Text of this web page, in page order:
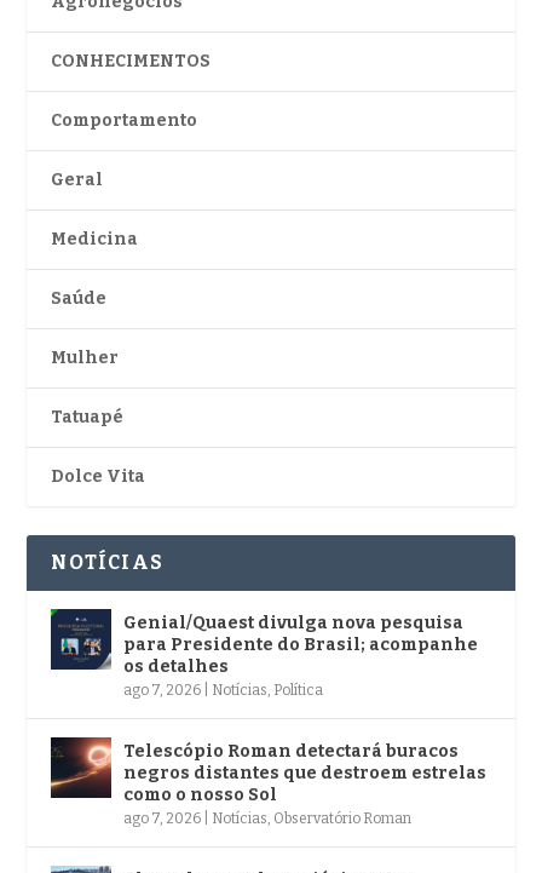
CONHECIMENTOS
Comportamento
Geral
Medicina
Saúde
Mulher
Tatuapé
Dolce Vita
NOTÍCIAS
Genial/Quaest divulga nova pesquisa
para Presidente do Brasil; acompanhe
os detalhes
ago 7, 2026 Notícias, Política
Telescópio Roman detectará buracos
negros distantes que destroem estrelas
como o nosso Sol
ago 7, 2026 Notícias, Observatório Roman